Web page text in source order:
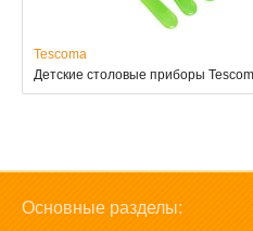
Tescoma
Детские столовые приборы
Основные разделы: